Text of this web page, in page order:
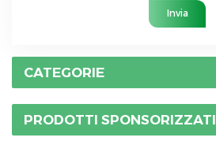
Invia
CATEGORIE
PRODOTTI SPONSORIZZATI